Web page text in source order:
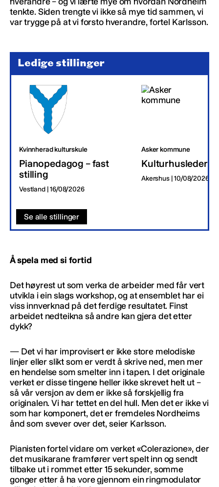
tenkte. Siden trengte vi ikke så mye tid sammen, vi
var trygge på at vi forsto hverandre, fortel Karlsson.
Ledige stillinger
Kvinnherad kulturskule
Pianopedagog – fast
stilling
Vestland | 16/08/2026
Asker kommune
Kulturhusleder
Akershus | 10/08/2026
Se alle stillinger
Å spela med si fortid
Det høyrest ut som verka de arbeider med får vert
utvikla i ein slags workshop, og at ensemblet har ei
viss innverknad på det ferdige resultatet. Finst
arbeidet nedteikna så andre kan gjera det etter
dykk?
— Det vi har improvisert er ikke store melodiske
linjer eller slikt som er verdt å skrive ned, men mer
en hendelse som smelter inn i tapen. I det originale
verket er disse tingene heller ikke skrevet helt ut –
så vår versjon av dem er ikke så forskjellig fra
originalen. Vi har tettet en del hull. Men det er ikke vi
som har komponert, det er fremdeles Nordheims
ånd som svever over det, seier Karlsson.
Pianisten fortel vidare om verket «Colerazione», der
det musikarane framfører vert spelt inn og sendt
tilbake ut i rommet etter 15 sekunder, somme
gonger etter å ha vore gjennom ein ringmodulator